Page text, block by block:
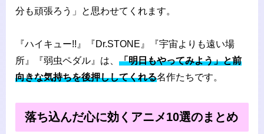
分も頑張ろう」と思わせてくれます。
『ハイキュー!!』『Dr.STONE』『宇宙よりも遠い場
所』『弱虫ペダル』は、 「明日もやってみよう」と前
向きな気持ちを後押ししてくれる名作たちです。
落ち込んだ心に効くアニメ10選のまとめ